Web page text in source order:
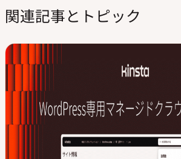
サ
イ
k
e
I
t
t
r
T
u
e
関連記事とトピック